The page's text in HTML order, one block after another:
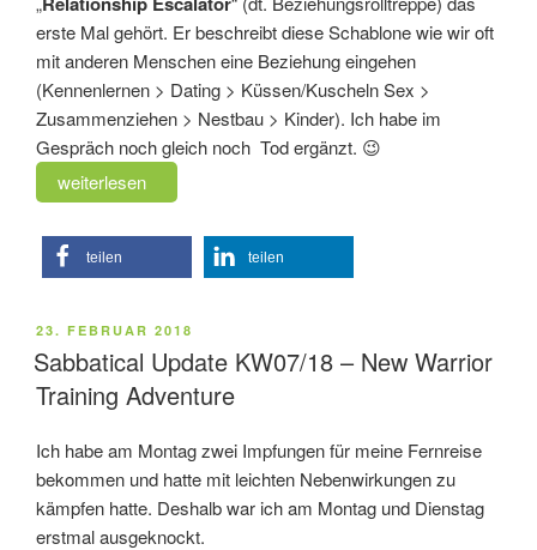
erste Mal gehört. Er beschreibt diese Schablone wie wir oft
mit anderen Menschen eine Beziehung eingehen
(Kennenlernen > Dating > Küssen/Kuscheln Sex >
Zusammenziehen > Nestbau > Kinder). Ich habe im
Gespräch noch gleich noch Tod ergänzt. 😉
„Beziehungskultur
–
Relationship
Escalator“
weiterlesen
teilen teilen
VERÖFFENTLICHT
AM
23. FEBRUAR 2018
Sabbatical Update KW07/18 – New Warrior
Training Adventure
Ich habe am Montag zwei Impfungen für meine Fernreise
bekommen und hatte mit leichten Nebenwirkungen zu
kämpfen hatte. Deshalb war ich am Montag und Dienstag
erstmal ausgeknockt.